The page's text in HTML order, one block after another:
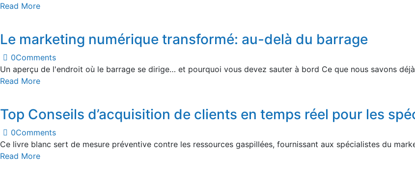
Read More
Le marketing numérique transformé: au-delà du barrage
0Comments
Un aperçu de l'endroit où le barrage se dirige… et pourquoi vous devez sauter à bord Ce que nous savons
Read More
Top Conseils d’acquisition de clients en temps réel pour les
0Comments
Ce livre blanc sert de mesure préventive contre les ressources gaspillées, fournissant aux spécialistes du
Read More